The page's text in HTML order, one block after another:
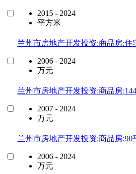
2015 - 2024
平方米
兰州市房地产开发投资:商品房:住
2006 - 2024
万元
兰州市房地产开发投资:商品房
2007 - 2024
万元
兰州市房地产开发投资:商品房:90
2006 - 2024
万元